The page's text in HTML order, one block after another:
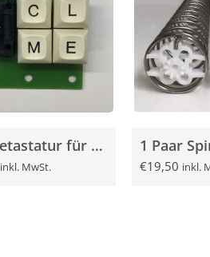
Servicetastatur für Sielaff SÜ 1500/2000 gebraucht
inkl. MwSt. €19,50 inkl.